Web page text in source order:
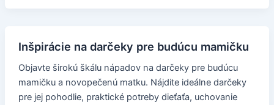
Inšpirácie na darčeky pre budúcu mamičku
Objavte širokú škálu nápadov na darčeky pre budúcu
mamičku a novopečenú matku. Nájdite ideálne darčeky
pre jej pohodlie, praktické potreby dieťaťa, uchovanie